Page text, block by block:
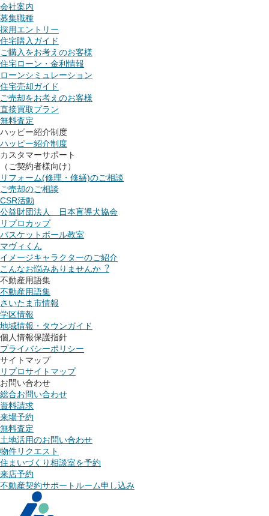
会社案内
募集職種
採用エントリー
住宅購入ガイド
ご購入をお考えのお客様
住宅ローン・金利情報
ローンシミュレーション
住宅売却ガイド
ご売却をお考えのお客様
直接買取プラン
無料査定
ハッピー紹介制度
ハッピー紹介制度
カスタマーサポート
（ご契約者様向け）
リフォーム(修理・修繕)のご相談
ご売却のご相談
CSR活動
公益財団法人 日本盲導犬協会
リプロカップ
バスケットボール教室
マヴィくん
イメージキャラクターのご紹介
こんなお悩みありませんか︖
不動産用語集
不動産用語集
さいたま市情報
学区情報
地域情報・タウンガイド
個人情報保護指針
プライバシーポリシー
サイトマップ
リプロサイトマップ
お問い合わせ
総合お問い合わせ
資料請求
来場予約
無料査定
土地活用のお問い合わせ
物件リクエスト
住まいづくり相談室を予約
来店予約
不動産契約サポートルーム申し込み